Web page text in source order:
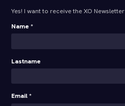
Yes! I want to receive the XO Newsletter
Name *
Lastname
Email *